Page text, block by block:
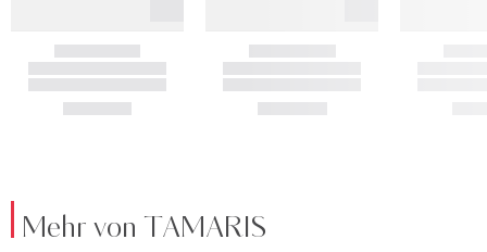
Mehr von TAMARIS